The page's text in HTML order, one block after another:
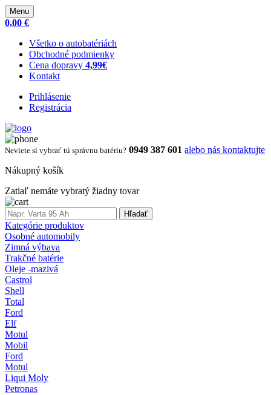
Menu
0,00 €
Všetko o autobatériách
Obchodné podmienky
Cena dopravy 4,99€
Kontakt
Prihlásenie
Registrácia
Neviete si vybrať tú správnu batériu? 0949 387 601 alebo nás kontaktujte
Nákupný košík
Zatiaľ nemáte vybratý žiadny tovar
Hľadať
Kategórie produktov
Osobné automobily
Zimná výbava
Trakčné batérie
Oleje -mazivá
Castrol
Shell
Total
Ford
Elf
Motul
Mobil
Ford
Motul
Liqui Moly
Petronas